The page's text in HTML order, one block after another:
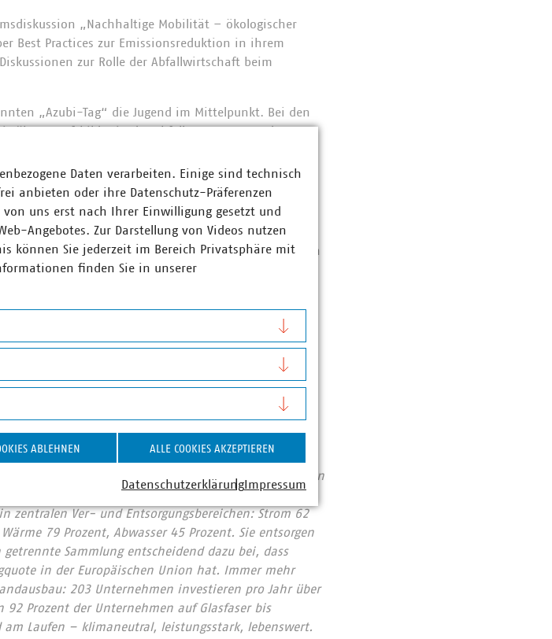
„Nachhaltige Mobilität – ökologischer
Best Practices zur Emissionsreduktion in ihrem
zur Rolle der Abfallwirtschaft beim
„Azubi-Tag“ die Jugend im Mittelpunkt. Bei den
über Berufsbilder in der Abfallentsorgung und-
und im Winterdienst informieren und sich mit
oder Betriebsstättenleiterin sind, über ihre
IFAT-Programmübersicht: IFAT 2022 (vku.de)
Ort Interviews führen möchten, kontaktieren Sie gern
am besten schon vor Messestart.
vertritt über 1.500 Stadtwerke und
Energie, Wasser/Abwasser, Abfallwirtschaft
wurden 2019 Umsatzerlöse von 123 Milliarden
investiert. Im Endkundensegment haben die VKU-
Ver- und Entsorgungsbereichen: Strom 62
79 Prozent, Abwasser 45 Prozent. Sie entsorgen
Sammlung entscheidend dazu bei, dass
in der Europäischen Union hat. Immer mehr
203 Unternehmen investieren pro Jahr über
Prozent der Unternehmen auf Glasfaser bis
Laufen – klimaneutral, leistungsstark, lebenswert.
Daten verarbeiten. Einige sind technisch
anbieten oder ihre Datenschutz-Präferenzen
uns erst nach Ihrer Einwilligung gesetzt und
Angebotes. Zur Darstellung von Videos nutzen
können Sie jederzeit im Bereich Privatsphäre mit
finden Sie in unserer
ABLEHNEN ALLE COOKIES AKZEPTIEREN
DatenschutzerklärungImpressum